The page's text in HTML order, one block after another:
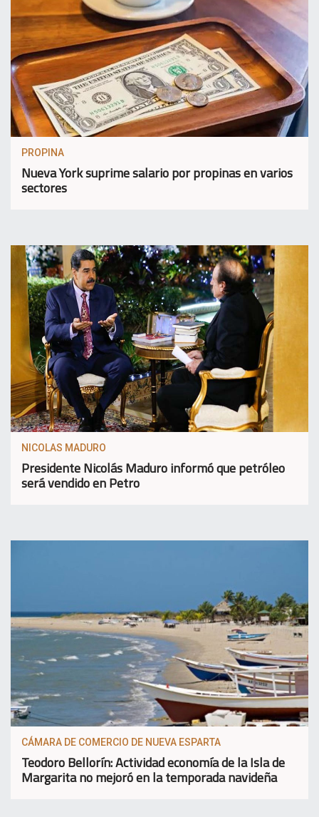
PROPINA
Nueva York suprime salario por propinas en varios
sectores
NICOLAS MADURO
Presidente Nicolás Maduro informó que petróleo
será vendido en Petro
CÁMARA DE COMERCIO DE NUEVA ESPARTA
Teodoro Bellorín: Actividad economía de la Isla de
Margarita no mejoró en la temporada navideña